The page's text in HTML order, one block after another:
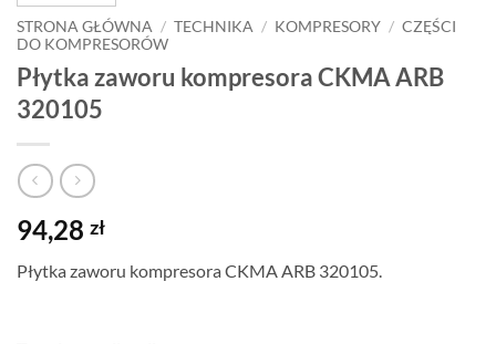
obserwowanych
STRONA GŁÓWNA / TECHNIKA / KOMPRESORY / CZĘŚCI
DO KOMPRESORÓW
Płytka zaworu kompresora CKMA ARB
320105
94,28 zł
Płytka zaworu kompresora CKMA ARB 320105.